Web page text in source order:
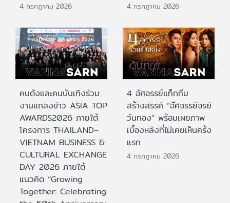
4 กรกฎาคม 2026 4 กรกฎาคม 2026
คนดังและคนบันเทิงร่วม
งานแถลงข่าว ASIA TOP
AWARDS2026 ภายใต้
โครงการ THAILAND–
VIETNAM BUSINESS &
CULTURAL EXCHANGE
DAY 2026 ภายใต้
แนวคิด “Growing
Together: Celebrating
4 อัศจรรย์แท็กทีม
สร้างสรรค์ “อัศจรรย์จรย์
วันทอง” พร้อมเผยภาพ
เบื้องหลังที่ไม่เคยเห็นครั้ง
แรก
4 กรกฎาคม 2026